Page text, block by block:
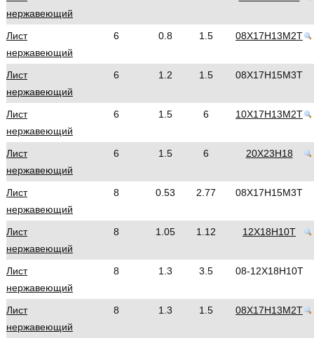
нержавеющий
Лист
нержавеющий
6 0.8 1.5 08Х17Н13М2Т
Лист
нержавеющий
6 1.2 1.5 08Х17Н15М3Т
Лист
нержавеющий
6 1.5 6 10Х17Н13М2Т
Лист
нержавеющий
6 1.5 6 20Х23Н18
Лист
нержавеющий
8 0.53 2.77 08Х17Н15М3Т
Лист
нержавеющий
8 1.05 1.12 12Х18Н10Т
Лист
нержавеющий
8 1.3 3.5 08-12Х18Н10Т
Лист
нержавеющий
8 1.3 1.5 08Х17Н13М2Т